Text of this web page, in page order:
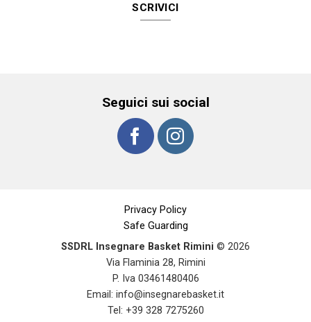
SCRIVICI
Seguici sui social
Privacy Policy
Safe Guarding
SSDRL Insegnare Basket Rimini © 2026
Via Flaminia 28, Rimini
P. Iva 03461480406
Email: info@insegnarebasket.it
Tel: +39 328 7275260